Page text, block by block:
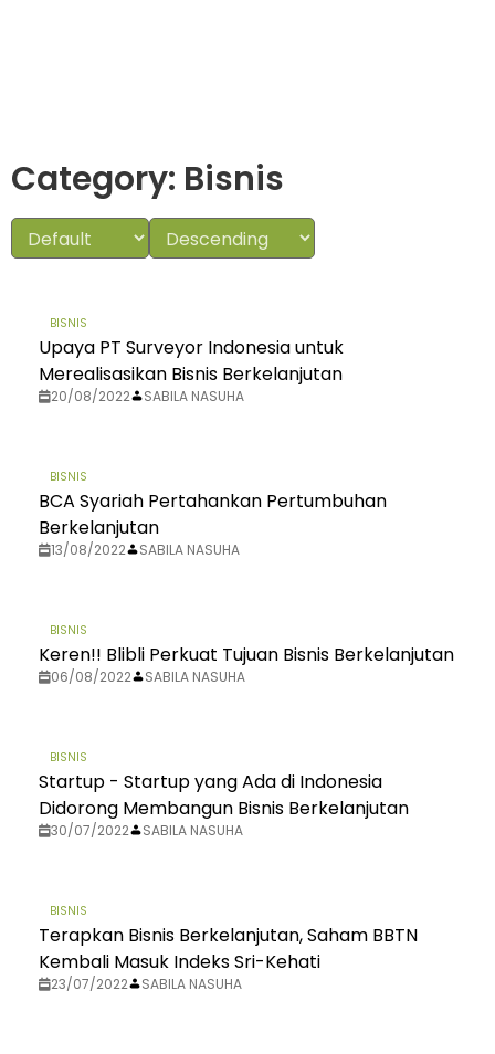
Category: Bisnis
BISNIS
Upaya PT Surveyor Indonesia untuk
Merealisasikan Bisnis Berkelanjutan
20/08/2022 SABILA NASUHA
BISNIS
BCA Syariah Pertahankan Pertumbuhan
Berkelanjutan
13/08/2022 SABILA NASUHA
BISNIS
Keren!! Blibli Perkuat Tujuan Bisnis Berkelanjutan
06/08/2022 SABILA NASUHA
BISNIS
Startup - Startup yang Ada di Indonesia
Didorong Membangun Bisnis Berkelanjutan
30/07/2022 SABILA NASUHA
BISNIS
Terapkan Bisnis Berkelanjutan, Saham BBTN
Kembali Masuk Indeks Sri-Kehati
23/07/2022 SABILA NASUHA